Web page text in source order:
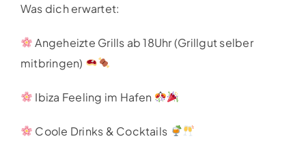
Was dich erwartet:
Angeheizte Grills ab 18Uhr (Grillgut selber
mitbringen)
Ibiza Feeling im Hafen
Coole Drinks & Cocktails